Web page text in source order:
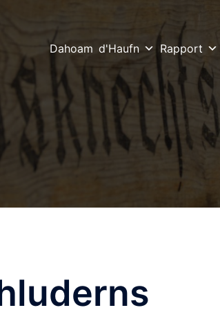
Dahoam d'Haufn Rapport